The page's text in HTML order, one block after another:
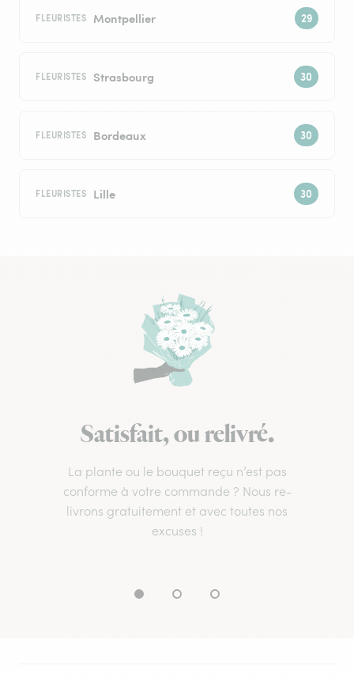
FLEURISTES Montpellier
FLEURISTES Strasbourg
FLEURISTES Bordeaux
FLEURISTES Lille
Satisfait, ou relivré.
La plante ou le bouquet reçu n’est pas
conforme à votre commande ? Nous re-
livrons gratuitement et avec toutes nos
excuses !